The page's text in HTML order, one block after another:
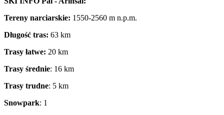
Tereny narciarskie: 1550-2560 m n.p.m.
Długość tras: 63 km
Trasy łatwe: 20 km
Trasy średnie: 16 km
Trasy trudne: 5 km
Snowpark: 1